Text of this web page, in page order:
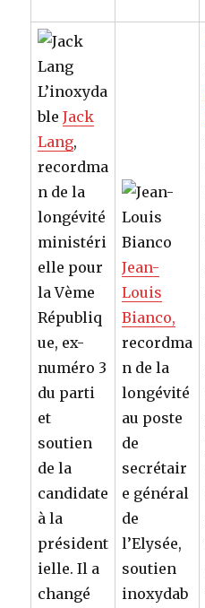
L’inoxyda
bleJack
Lang,
recordma
n de la
longévité
ministéri
elle pour
la Vème
Républiq
ue, ex-
numéro 3
du parti
et
soutien
de la
candidate
à la
président
ielle. Il a
changé
Jean-
Louis
Bianco,
recordma
n de la
longévité
au poste
de
secrétair
e général
de
l’Elysée,
soutien
inoxydab